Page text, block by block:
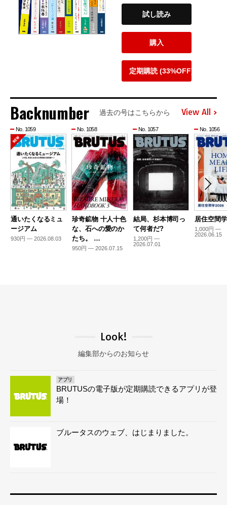
試し読み
購入
定期購読 (33%OFF)
Backnumber 過去の号はこちらから View All
No. 1059
通いたくなるミュ
ージアム
930円 — 2026.08.03
No. 1058
珍奇鉱物 十人十色
な、石への愛のか
たち。 …
950円 — 2026.07.15
No. 1057
結局、杉本博司っ
て何者だ?
1,200円 —
2026.07.01
No. 1056
居住空間
1,000円 —
2026.06.15
Look!
編集部からのお知らせ
アプリ
BRUTUSの電子版が定期購読できるアプリが登
場！
ブルータスのウェブ、はじまりました。